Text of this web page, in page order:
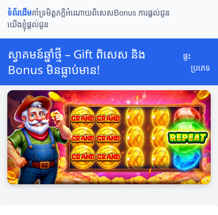
ទំព័រដើមគាំទ្រមិត្តភក្តិអំណោយពិសេសBonus ការផ្តល់ជូន
យើងខ្ញុំផ្តល់ជូន
ស្វាគមន៍ឆ្នាំថ្មី – Gift ពិសេស និង
Bonus មិនធ្លាប់មាន!
ផ្ទះ
ប្រភេទ